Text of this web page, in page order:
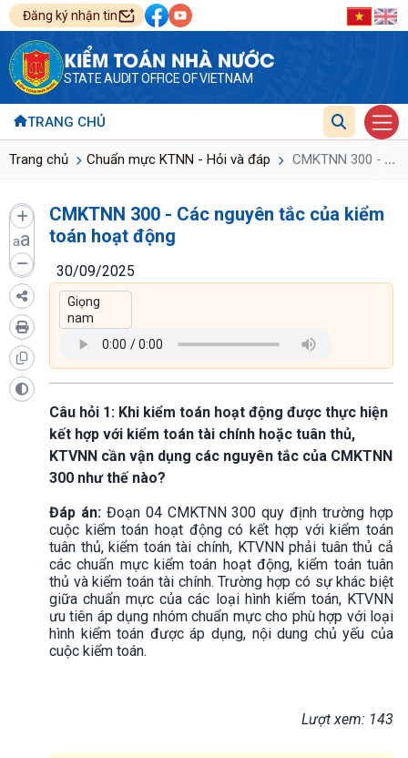
Đăng ký nhận tin
KIỂM TOÁN NHÀ NƯỚC
STATE AUDIT OFFICE OF VIETNAM
TRANG CHỦ
Trang chủ Chuẩn mực KTNN - Hỏi và đáp CMKTNN 300 -...
aa
CMKTNN 300 - Các nguyên tắc của kiểm
toán hoạt động
30/09/2025
Câu hỏi 1: Khi kiểm toán hoạt động được thực hiện
kết hợp với kiểm toán tài chính hoặc tuân thủ,
KTVNN cần vận dụng các nguyên tắc của CMKTNN
300 như thế nào?
Đáp án: Đoạn 04 CMKTNN 300 quy định trường hợp
cuộc kiểm toán hoạt động có kết hợp với kiểm toán
tuân thủ, kiểm toán tài chính, KTVNN phải tuân thủ cả
các chuẩn mực kiểm toán hoạt động, kiểm toán tuân
thủ và kiểm toán tài chính. Trường hợp có sự khác biệt
giữa chuẩn mực của các loại hình kiểm toán, KTVNN
ưu tiên áp dụng nhóm chuẩn mực cho phù hợp với loại
hình kiểm toán được áp dụng, nội dung chủ yếu của
cuộc kiểm toán.
Lượt xem: 143